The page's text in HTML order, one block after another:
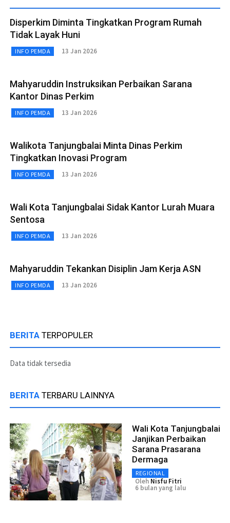
Disperkim Diminta Tingkatkan Program Rumah
Tidak Layak Huni
INFO PEMDA 13 Jan 2026
Mahyaruddin Instruksikan Perbaikan Sarana
Kantor Dinas Perkim
INFO PEMDA 13 Jan 2026
Walikota Tanjungbalai Minta Dinas Perkim
Tingkatkan Inovasi Program
INFO PEMDA 13 Jan 2026
Wali Kota Tanjungbalai Sidak Kantor Lurah Muara
Sentosa
INFO PEMDA 13 Jan 2026
Mahyaruddin Tekankan Disiplin Jam Kerja ASN
INFO PEMDA 13 Jan 2026
BERITA TERPOPULER
Data tidak tersedia
BERITA TERBARU LAINNYA
Wali Kota Tanjungbalai
Janjikan Perbaikan
Sarana Prasarana
Dermaga
REGIONAL
Oleh Nisfu Fitri
6 bulan yang lalu